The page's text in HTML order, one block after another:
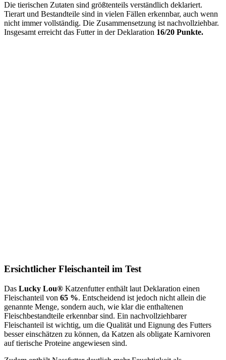
Die tierischen Zutaten sind größtenteils verständlich deklariert.
Tierart und Bestandteile sind in vielen Fällen erkennbar, auch wenn
nicht immer vollständig. Die Zusammensetzung ist nachvollziehbar.
Insgesamt erreicht das Futter in der Deklaration 16/20 Punkte.
Ersichtlicher Fleischanteil im Test
Das Lucky Lou® Katzenfutter enthält laut Deklaration einen
Fleischanteil von 65 %. Entscheidend ist jedoch nicht allein die
genannte Menge, sondern auch, wie klar die enthaltenen
Fleischbestandteile erkennbar sind. Ein nachvollziehbarer
Fleischanteil ist wichtig, um die Qualität und Eignung des Futters
besser einschätzen zu können, da Katzen als obligate Karnivoren
auf tierische Proteine angewiesen sind.